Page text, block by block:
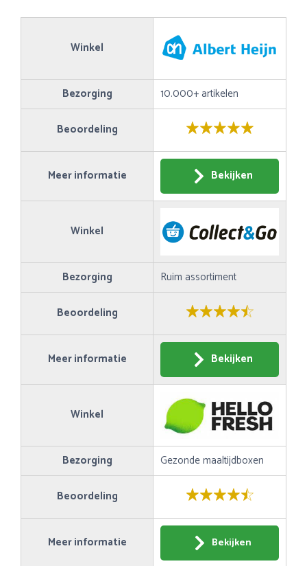
Winkel
Bezorging 10.000+ artikelen
Beoordeling
Meer informatie Bekijken
Winkel
Bezorging Ruim assortiment
Beoordeling
Meer informatie Bekijken
Winkel
Bezorging Gezonde maaltijdboxen
Beoordeling
Meer informatie Bekijken